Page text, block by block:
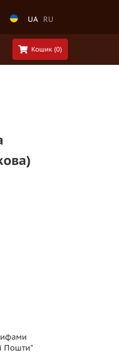
UA RU
Кошик (0)
Пошти"